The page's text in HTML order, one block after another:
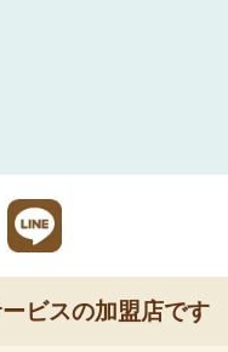
ビスの加盟店です